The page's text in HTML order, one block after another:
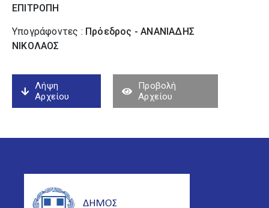
ΕΠΙΤΡΟΠΗ
Υπογράφοντες : Πρόεδρος - ΑΝΑΝΙΑΔΗΣ
ΝΙΚΟΛΑΟΣ
Λήψη
Αρχείου
Προβολή
Αρχείου